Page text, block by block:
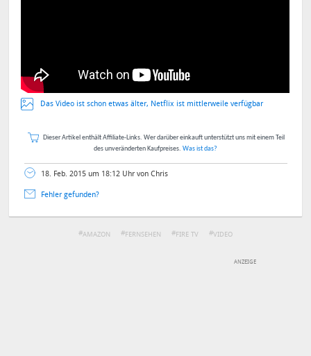
Das Video ist schon etwas älter, Netflix ist mittlerweile verfügbar
Dieser Artikel enthält Affiliate-Links. Wer darüber einkauft unterstützt uns mit einem Teil
des unveränderten Kaufpreises. Was ist das?
18. Feb. 2015 um 18:12 Uhr von Chris
Fehler gefunden?
AMAZON FERNSEHEN FIRE TV VIDEO